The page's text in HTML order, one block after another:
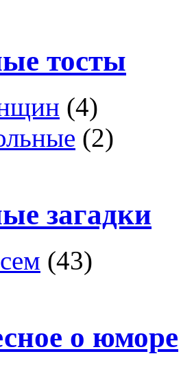
тосты
(4)
(2)
загадки
(43)
о юморе